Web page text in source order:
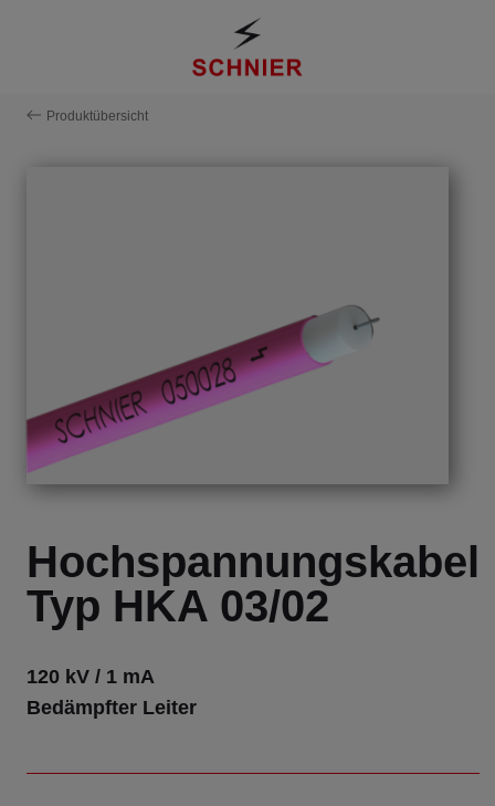
Produktübersicht
Hochspannungskabel
Typ HKA 03/02
120 kV / 1 mA
Bedämpfter Leiter